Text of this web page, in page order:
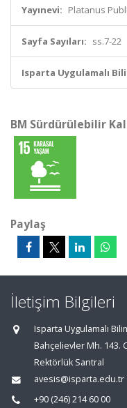
Yayınevi: Platanus
Sayfa Sayıları: ss.7-22
Isparta Uygulamalı
BM Sürdürülebilir
Paylaş
İletişim Bilgileri
Isparta Uygulamalı
Bahçelievler Mh. 143.
Rektörlük Santral
avesis@isparta.edu.tr
+90 (246) 214 60 00